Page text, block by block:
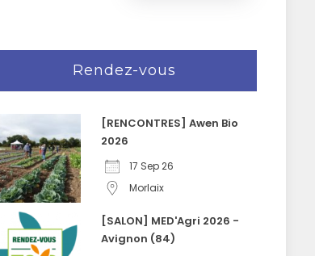
Rendez-vous
[RENCONTRES] Awen Bio
2026
17 Sep 26
Morlaix
[SALON] MED'Agri 2026 -
Avignon (84)